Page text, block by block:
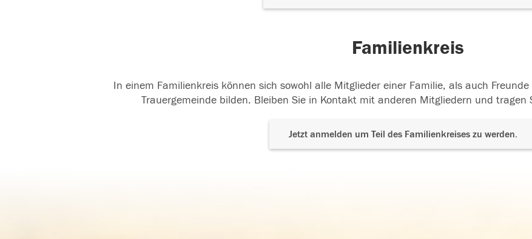
Familienkreis
In einem Familienkreis können sich sowohl alle Mitglieder einer Familie, als auch
Trauergemeinde bilden. Bleiben Sie in Kontakt mit anderen Mitgliedern und tragen
Jetzt anmelden um Teil des Familienkreises zu werden.